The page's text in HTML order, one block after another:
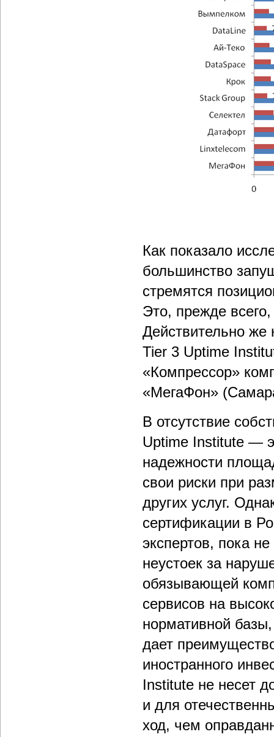
Как показало
большинство
стремятся
Это, прежде
Действительно же
Tier 3 Uptime
«Компрессор»
«МегаФон»
В отсутствие
Uptime Institute —
надежности
свои риски при
других услуг.
сертификации в
экспертов, пока
неустоек за
обязывающей
сервисов на
нормативной
дает
иностранного
Institute не несет
и для
ход, чем